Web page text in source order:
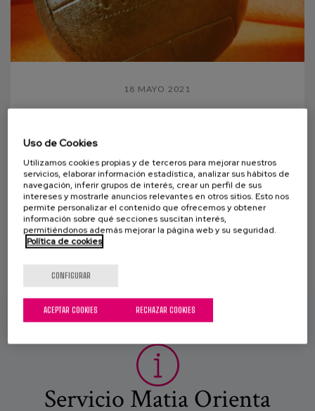
Blog
18 MAYO 2021
El poder que tienen nuestros recuerdos sobre la
memoria es alucinante. Para personas con deterioro
cognitivo, la terapia de reminiscencia es todo un...
Servicio Matia Orienta
Uso de Cookies
Utilizamos cookies propias y de terceros para mejorar nuestros
servicios, elaborar información estadística, analizar sus hábitos de
navegación, inferir grupos de interés, crear un perfil de sus
intereses y mostrarle anuncios relevantes en otros sitios. Esto nos
permite personalizar el contenido que ofrecemos y obtener
información sobre qué secciones suscitan interés,
permitiéndonos además mejorar la página web y su seguridad.
Política de cookies
CONFIGURAR
RECHAZAR COOKIES
ACEPTAR COOKIES